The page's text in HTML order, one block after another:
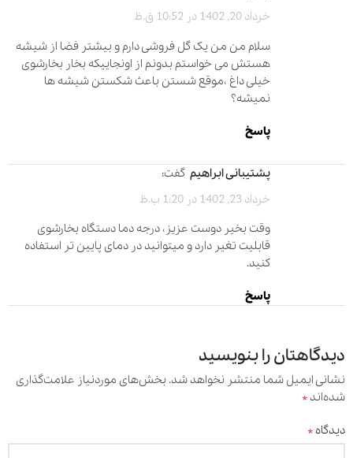
خرداد 20, 1402 در 10:52 ق.ظ
سلام من من یک گل فروشی دارم و بیشتر فضا از شیشه
هستش می خواستم بدونم از اونجاییکه بخار بخارشوی
خیلی داغ ،موقع شستن باعث شکستن شیشه ها
نمیشه؟
پاسخ
پشتیبانی ابراهیم گفت:
خرداد 23, 1402 در 1:20 ب.ظ
وقت بخیر دوست عزیز، درجه دما دستگاه بخارشوی
قابلیت تغیر دارد و میتوانید در دمای پایین تر استفاده
کنید.
پاسخ
دیدگاهتان را بنویسید
نشانی ایمیل شما منتشر نخواهد شد. بخش‌های موردنیاز علامت‌گذاری
شده‌اند *
دیدگاه *